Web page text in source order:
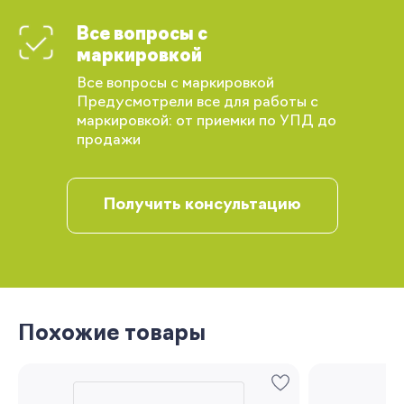
Все вопросы с
маркировкой
Все вопросы с маркировкой
Предусмотрели все для работы с
маркировкой: от приемки по УПД до
продажи
Получить консультацию
Похожие товары
Вы сможете отслеживать статус своих
заказов и получать индивидуальные
рекомендации
Запомнить меня